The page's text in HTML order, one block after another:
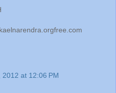
2012 at 12:06 PM